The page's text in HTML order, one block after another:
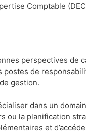
Comptable
perspectives de
postes de
gestion.
dans un
ou la planification
et